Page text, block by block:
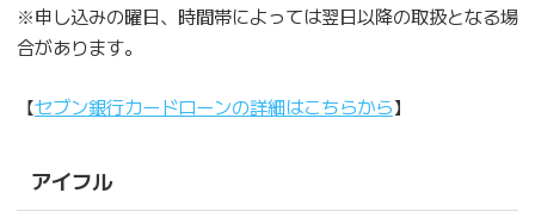
※申し込みの曜日、時間帯によっては翌日以降の取扱となる場
合があります。
【セブン銀行カードローンの詳細はこちらから】
アイフル